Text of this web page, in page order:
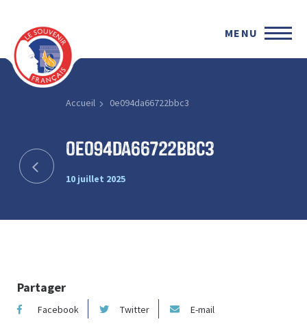
MENU
Accueil 0e094da66722bbc3
0e094da66722bbc3
10 juillet 2025
Partager
Facebook Twitter E-mail